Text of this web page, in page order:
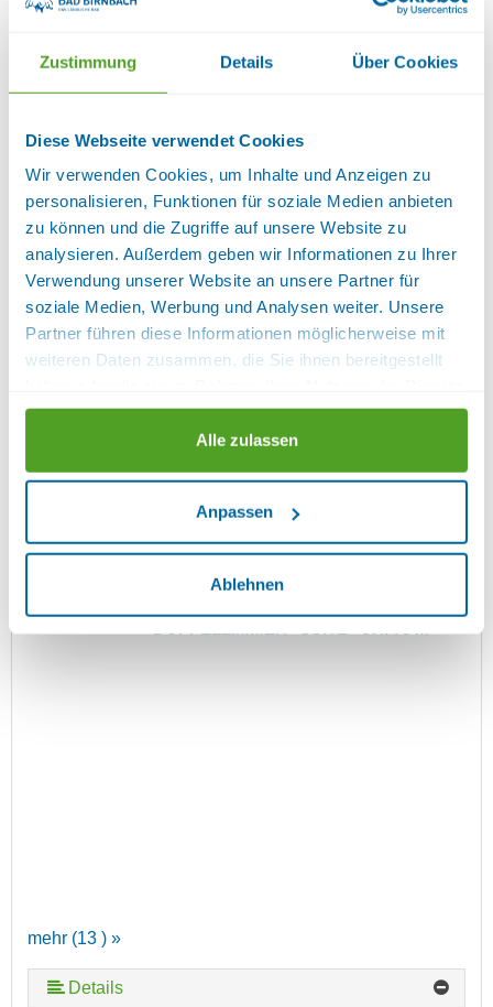
Zustimmung Details Über Cookies
Diese Webseite verwendet Cookies
Wir verwenden Cookies, um Inhalte und Anzeigen zu
personalisieren, Funktionen für soziale Medien anbieten
zu können und die Zugriffe auf unsere Website zu
analysieren. Außerdem geben wir Informationen zu Ihrer
Verwendung unserer Website an unsere Partner für
soziale Medien, Werbung und Analysen weiter. Unsere
Partner führen diese Informationen möglicherweise mit
weiteren Daten zusammen, die Sie ihnen bereitgestellt
gesammelt haben.
Alle zulassen
Anpassen
Ablehnen
mehr (6 ) »
mehr (6 ) »
mehr (6 ) »
Details
1 Schlafraum, Babybett im Zimmer,
Bademantel, Balkon/Terrasse am Zimmer,
Bettwäsche vorhanden, Doppelbett, Fernseher,
Föhn, Größe in m², Handtücher vorhanden,
Kombinierter Wohn- und Schlafbereich.,
Kosmetikspiegel, Küchenzeile, Kühlschrank,
im Zimmer, ZustellbettSanitär:Dusche, Separates
WC, WC, WC und Dusche oder BadLage:
Dependance/Nebenhaus, Gartenseite, Haupthaus
mehr (13 ) »
mehr (13 ) »
mehr (13 ) »
mehr (13 ) »
mehr (13 ) »
mehr (13 ) »
mehr (13 ) »
mehr (13 ) »
mehr (13 ) »
mehr (13 ) »
Details